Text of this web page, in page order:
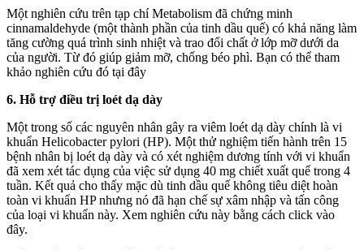
Một nghiên cứu trên tạp chí Metabolism đã chứng minh
cinnamaldehyde (một thành phần của tinh dầu quế) có khả năng làm
tăng cường quá trình sinh nhiệt và trao đổi chất ở lớp mỡ dưới da
của người. Từ đó giúp giảm mỡ, chống béo phì. Bạn có thể tham
khảo nghiên cứu đó tại đây
6. Hỗ trợ điều trị loét dạ dày
Một trong số các nguyên nhân gây ra viêm loét dạ dày chính là vi
khuẩn Helicobacter pylori (HP). Một thử nghiệm tiến hành trên 15
bệnh nhân bị loét dạ dày và có xét nghiệm dương tính với vi khuẩn
đã xem xét tác dụng của việc sử dụng 40 mg chiết xuất quế trong 4
tuần. Kết quả cho thấy mặc dù tinh dầu quế không tiêu diệt hoàn
toàn vi khuẩn HP nhưng nó đã hạn chế sự xâm nhập và tấn công
của loại vi khuẩn này. Xem nghiên cứu này bằng cách click vào
đây.